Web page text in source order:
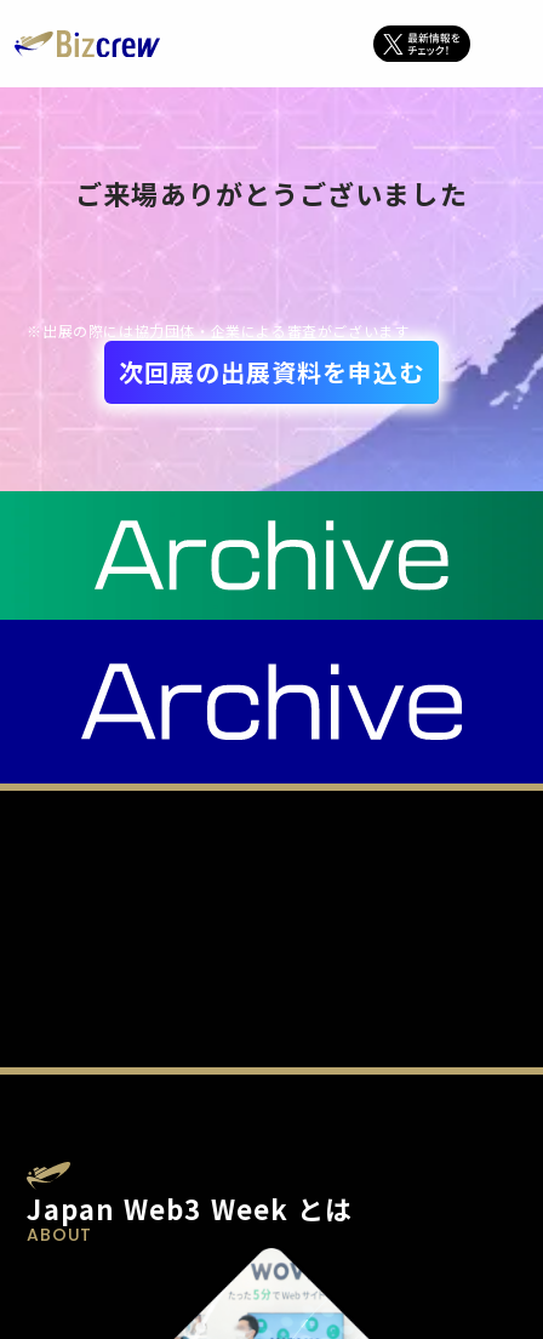
ご来場ありがとうございました
※出展の際には協力団体・企業による審査がございます
次回展の出展資料を申込む
Japan Web3 Week とは
ABOUT